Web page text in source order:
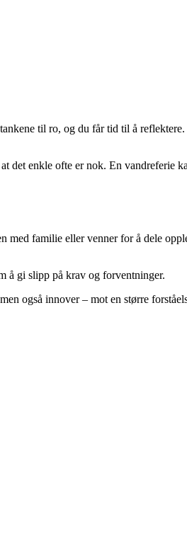
til ro, og du får tid til å
det enkle ofte er nok. En vandreferie
familie eller venner for å dele
å gi slipp på krav og forventninger.
også innover – mot en større